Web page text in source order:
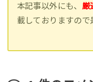
本記事以外にも、 厳
載しておりますので